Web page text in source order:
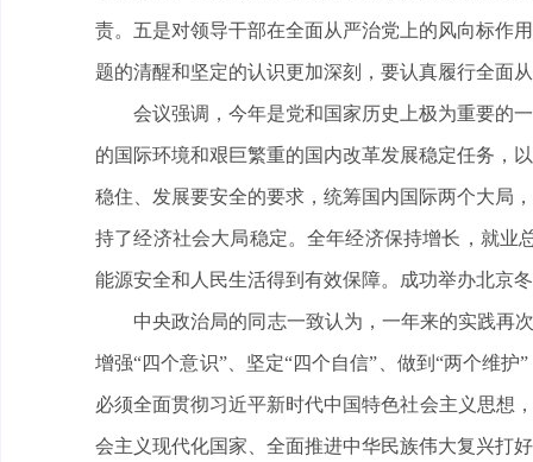
责。五是对领导干部在全面从严治党上的风向标作
题的清醒和坚定的认识更加深刻，要认真履行全面
会议强调，今年是党和国家历史上极为重要的一
的国际环境和艰巨繁重的国内改革发展稳定任务，
稳住、发展要安全的要求，统筹国内国际两个大局
持了经济社会大局稳定。全年经济保持增长，就业
能源安全和人民生活得到有效保障。成功举办北京
中央政治局的同志一致认为，一年来的实践再次
增强“四个意识”、坚定“四个自信”、做到“两个维
必须全面贯彻习近平新时代中国特色社会主义思想
会主义现代化国家、全面推进中华民族伟大复兴打